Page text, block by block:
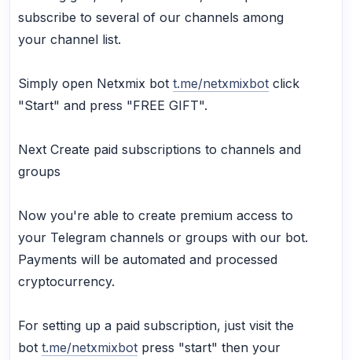
subscribe to several of our channels among
your channel list.
Simply open Netxmix bot t.me/netxmixbot click
"Start" and press "FREE GIFT".
Next Create paid subscriptions to channels and
groups
Now you're able to create premium access to
your Telegram channels or groups with our bot.
Payments will be automated and processed
cryptocurrency.
For setting up a paid subscription, just visit the
bot t.me/netxmixbot press "start" then your